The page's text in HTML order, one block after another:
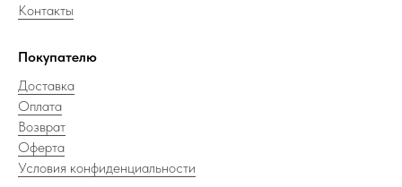
Контакты
Покупателю
Доставка
Оплата
Возврат
Оферта
Условия конфиденциальности